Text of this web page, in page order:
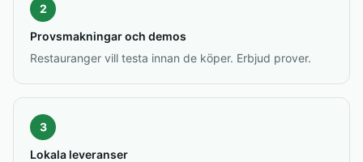
2
Provsmakningar och demos
Restauranger vill testa innan de köper. Erbjud prover.
3
Lokala leveranser